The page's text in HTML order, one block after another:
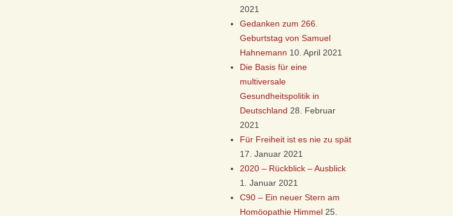
2021
Gedanken zum 266.
Geburtstag von Samuel
Hahnemann 10. April 2021
Die Basis für eine
multiversale
Gesundheitspolitik in
Deutschland 28. Februar
2021
Für Freiheit ist es nie zu spät
17. Januar 2021
2020 – Rückblick – Ausblick
1. Januar 2021
C90 – Ein neuer Stern am
Homöopathie Himmel 25.